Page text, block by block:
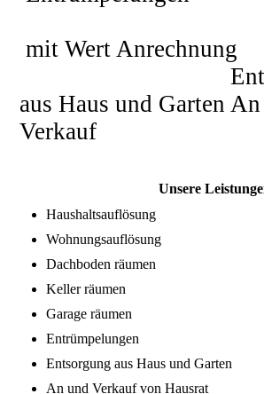
mit Wert
aus Haus und Garten
Verkauf
Unsere
Haushaltsauflösung
Wohnungsauflösung
Dachboden räumen
Keller räumen
Garage räumen
Entrümpelungen
Entsorgung aus Haus und Garten
An und Verkauf von Hausrat